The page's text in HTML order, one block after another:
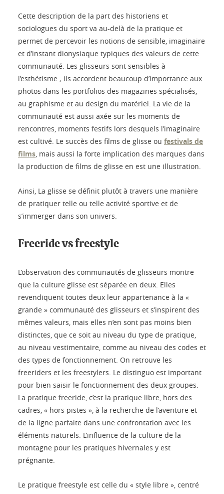
Cette description de la part des historiens et
sociologues du sport va au-delà de la pratique et
permet de percevoir les notions de sensible, imaginaire
et d’instant dionysiaque typiques des valeurs de cette
communauté. Les glisseurs sont sensibles à
l’esthétisme ; ils accordent beaucoup d’importance aux
photos dans les portfolios des magazines spécialisés,
au graphisme et au design du matériel. La vie de la
communauté est aussi axée sur les moments de
rencontres, moments festifs lors desquels l’imaginaire
est cultivé. Le succès des films de glisse ou festivals de
films, mais aussi la forte implication des marques dans
la production de films de glisse en est une illustration.
Ainsi, La glisse se définit plutôt à travers une manière
de pratiquer telle ou telle activité sportive et de
s’immerger dans son univers.
Freeride vs freestyle
L’observation des communautés de glisseurs montre
que la culture glisse est séparée en deux. Elles
revendiquent toutes deux leur appartenance à la «
grande » communauté des glisseurs et s’inspirent des
mêmes valeurs, mais elles n’en sont pas moins bien
distinctes, que ce soit au niveau du type de pratique,
au niveau vestimentaire, comme au niveau des codes et
des types de fonctionnement. On retrouve les
freeriders et les freestylers. Le distinguo est important
pour bien saisir le fonctionnement des deux groupes.
La pratique freeride, c’est la pratique libre, hors des
cadres, « hors pistes », à la recherche de l’aventure et
de la ligne parfaite dans une confrontation avec les
éléments naturels. L’influence de la culture de la
montagne pour les pratiques hivernales y est
prégnante.
Le pratique freestyle est celle du « style libre », centré